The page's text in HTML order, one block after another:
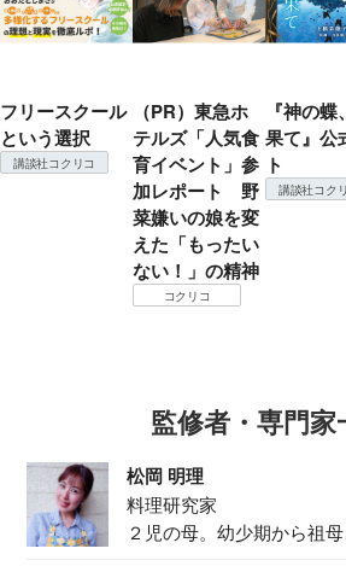
フリースクール
という選択
講談社コクリコ
（PR）東急ホ
テルズ「人気食
育イベント」参
加レポート 野
菜嫌いの娘を変
えた「もったい
ない！」の精神
コクリコ
『神の蝶
果て』公
ト
講談社コク
監修者・専門家
松岡 明理
料理研究家
２児の母。幼少期から祖